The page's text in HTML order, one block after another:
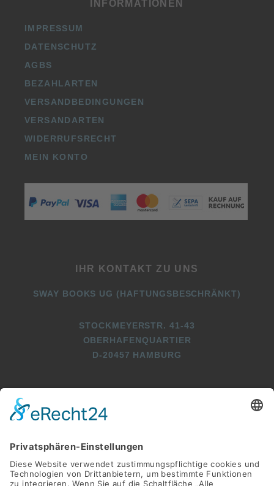
INFORMATIONEN
IMPRESSUM
DATENSCHUTZ
AGBS
BEZAHLARTEN
VERSANDBEDINGUNGEN
VERSANDARTEN
WIDERRUFSRECHT
MEIN KONTO
IHR KONTAKT ZU UNS
SWAY BOOKS UG (HAFTUNGSBESCHRÄNKT)
STOCKMEYERSTR. 41-43
OBERHAFENQUARTIER
D-20457 HAMBURG
+49 (0)40 2716369 9
INFO@SWAY-BOOKS.DE
      